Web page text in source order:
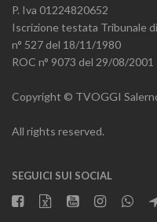
P. Iva 01224820652
Iscrizione testata Tribunale
n° 527 del 18/11/1980
ROC n° 9073 del 29/08/2001
Copyright © TVOGGI
All rights reserved.
SEGUICI SUI SOCIAL